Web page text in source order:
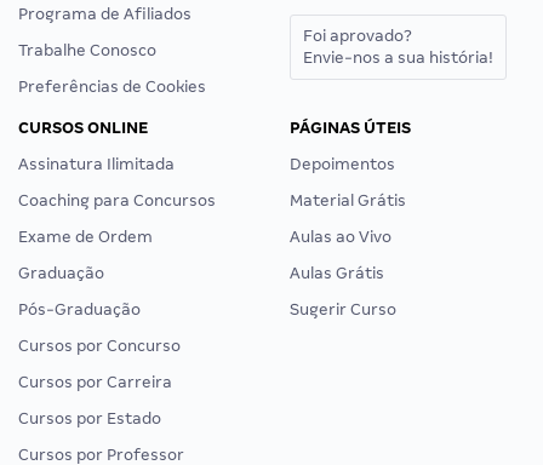
Programa de Afiliados
Trabalhe Conosco
Preferências de Cookies
Foi aprovado?
Envie-nos a sua história!
CURSOS ONLINE
Assinatura Ilimitada
Coaching para Concursos
Exame de Ordem
Graduação
Pós-Graduação
Cursos por Concurso
Cursos por Carreira
Cursos por Estado
Cursos por Professor
PÁGINAS ÚTEIS
Depoimentos
Material Grátis
Aulas ao Vivo
Aulas Grátis
Sugerir Curso